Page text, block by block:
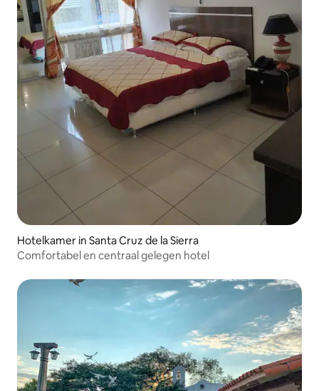
Hotelkamer in Santa Cruz de la Sierra
Comfortabel en centraal gelegen hotel